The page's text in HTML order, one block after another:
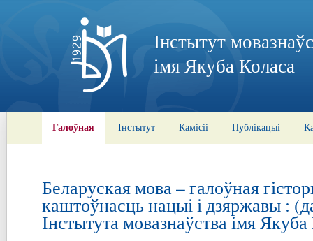
Інстытут
імя Якуба Коласа
Галоўная Інстытут Камісіі Публікацыі
Беларуская мова – галоўная
каштоўнасць нацыі і дзяржавы :
Інстытута мовазнаўства імя